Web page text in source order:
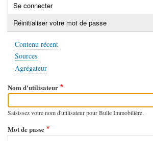
Onglets
principaux
Se connecter(onglet
actif)
Réinitialiser votre mot de passe
Contenu récent
Sources
Agrégateur
Nom d'utilisateur
Saisissez votre nom d'utilisateur pour Bulle Immobilière.
Mot de passe